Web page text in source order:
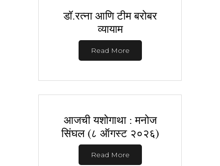
डॉ.रत्ना आणि टीम बरोबर
व्यायाम
Read More
आजची यशोगाथा : मनोज
सिंघल (८ ऑगस्ट २०२६)
Read More